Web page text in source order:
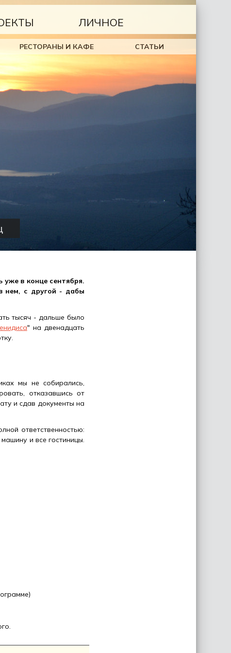
РЕСТОРАНЫ И КАФЕ СТАТЬИ
ЛИЧНОЕ
в конце сентября.
нем, с другой - дабы
тысяч - дальше было
" на двенадцать
мы не собирались,
отказавшись от
и сдав документы на
ответственностью:
и все гостиницы.